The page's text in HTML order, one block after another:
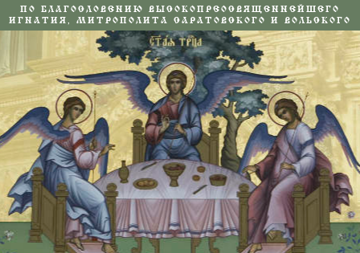
ПО БЛАГОСЛОВЕНИЮ ВЫСОКОПРЕОСВЯЩЕННЕЙШЕГО
ИГНАТИЯ, МИТРОПОЛИТА САРАТОВСКОГО И ВОЛЬСКОГО